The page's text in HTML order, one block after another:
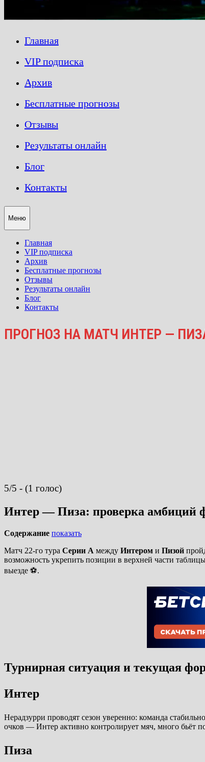
Главная
VIP подписка
Архив
Бесплатные прогнозы
Отзывы
Результаты онлайн
Блог
Контакты
Меню
Главная
VIP подписка
Архив
Бесплатные прогнозы
Отзывы
Результаты онлайн
Блог
Контакты
ПРОГНОЗ НА МАТЧ ИНТЕР —
5/5 - (1 голос)
Интер — Пиза: проверка амбиций
Содержание показать
Матч 22-го тура Серии А между Интером и Пизой
возможность укрепить позиции в верхней части
выезде ⚽.
Турнирная ситуация и текущая
Интер
Нерадзурри проводят сезон уверенно: команда
очков — Интер активно контролирует мяч, много бьёт
Пиза